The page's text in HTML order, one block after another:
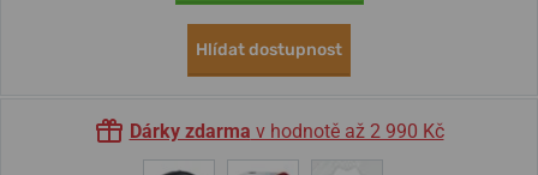
Hlídat dostupnost
Dárky zdarma v hodnotě až 2 990 Kč